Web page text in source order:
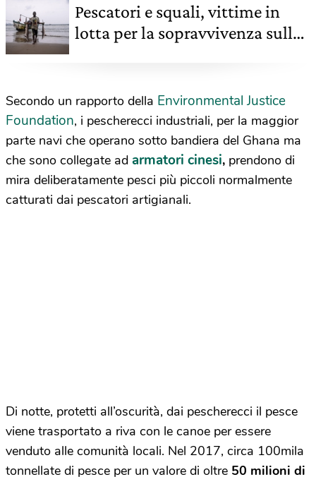
Pescatori e squali, vittime in
lotta per la sopravvivenza sulle
Secondo un rapporto della Environmental Justice
Foundation, i pescherecci industriali, per la maggior
parte navi che operano sotto bandiera del Ghana ma
che sono collegate ad armatori cinesi, prendono di
mira deliberatamente pesci più piccoli normalmente
catturati dai pescatori artigianali.
Di notte, protetti all’oscurità, dai pescherecci il pesce
viene trasportato a riva con le canoe per essere
venduto alle comunità locali. Nel 2017, circa 100mila
tonnellate di pesce per un valore di oltre 50 milioni di